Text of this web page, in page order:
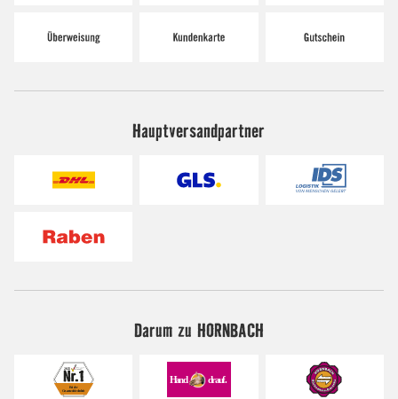
Hauptversandpartner
Darum zu HORNBACH